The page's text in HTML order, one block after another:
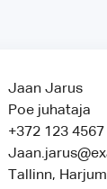
Jaan Jarus
Poe juhataja
+372 123 4567
Tallinn,